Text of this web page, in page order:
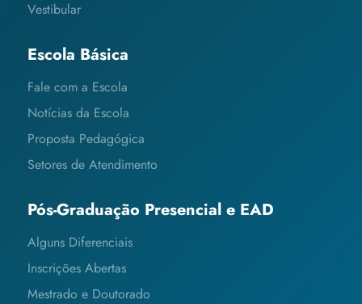
Vestibular
Escola Básica
Fale com a Escola
Notícias da Escola
Proposta Pedagógica
Setores de Atendimento
Pós-Graduação Presencial e EAD
Alguns Diferenciais
Inscrições Abertas
Mestrado e Doutorado